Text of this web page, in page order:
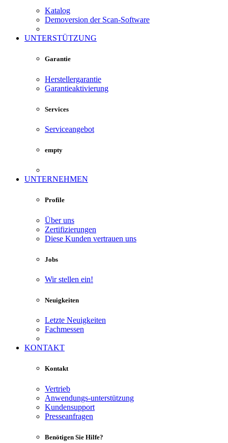
Katalog
Demoversion der Scan-Software
UNTERSTÜTZUNG
Garantie
Herstellergarantie
Garantieaktivierung
Services
Serviceangebot
empty
UNTERNEHMEN
Profile
Über uns
Zertifizierungen
Diese Kunden vertrauen uns
Jobs
Wir stellen ein!
Neuigkeiten
Letzte Neuigkeiten
Fachmessen
KONTAKT
Kontakt
Vertrieb
Anwendungs-unterstützung
Kundensupport
Presseanfragen
Benötigen Sie Hilfe?